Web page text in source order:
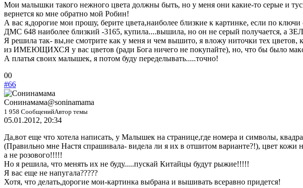
Мои малышки такого нежного цвета должны быть, но у меня они какие-то серые и
вернется ко мне обратно мой Робин!
А вас я,дорогие мои прошу, берите цвета,наиболее близкие к картинке, если по
ДМС 648 наиболее близкий -3165, купила....вышила, но он не серый получается, а
Я решила так- вы,не смотрите как у меня и чем вышито, я вложу ниточки тех цветов,
из ИМЕЮЩИХСЯ у вас цветов (ради Бога ничего не покупайте), но, что бы было
А платья своих малышек, я потом буду переделывать.....точно!
Голосуйте
-
палец
вниз.
0Голосуйте
-
палец
вверх.
0
#66
Сонинамама@soninamama
1 958 СообщенийАвтор темы
05.01.2012, 20:34
Да,вот еще что хотела написать, у Малышек на странице,где номера и символы,
(Правильно мне Настя спрашивала- видела ли я их в отшитом варианте?!), цвет
а не розового!!!!!
Но я решила, что менять их не буду.....пускай Китайцы будут рыжие!!!!!
Я вас еще не напугала?????
Хотя, что делать,дорогие мои-картинка выбрана и вышивать всеравно придется!